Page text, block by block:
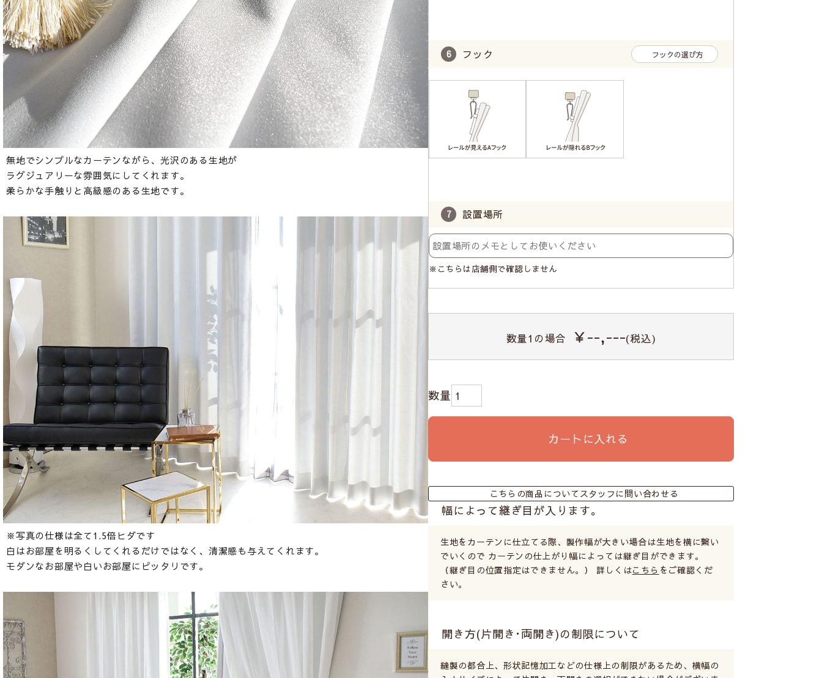
無地でシンプルなカーテンながら、光沢のある生地が
ラグジュアリーな雰囲気にしてくれます。
柔らかな手触りと高級感のある生地です。
※写真の仕様は全て1.5倍ヒダです
白はお部屋を明るくしてくれるだけではなく、清潔感も与えてくれます。
モダンなお部屋や白いお部屋にピッタリです。
フック フックの選び方
設置場所
※こちらは店舗側で確認しません
数量1 の場合 ￥--,---(税込)
カートに入れる
こちらの商品についてスタッフに問い合わせる
幅によって継ぎ目が入ります。
生地をカーテンに仕立てる際、製作幅が大きい場合は生地を横に繋い
でいくので カーテンの仕上がり幅によっては継ぎ目ができます。
（継ぎ目の位置指定はできません。） 詳しくはこちら をご確認くだ
さい。
開き方(片開き･両開き)の制限について
縫製の都合上、形状記憶加工などの仕様上の制限があるため、横幅の